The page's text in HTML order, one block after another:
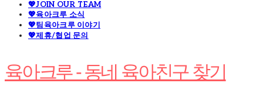
💖JOIN OUR TEAM
💖육아크루 소식
💖팀육아크루 이야기
💖제휴/협업 문의
육아크루 - 동네 육아친구 찾기